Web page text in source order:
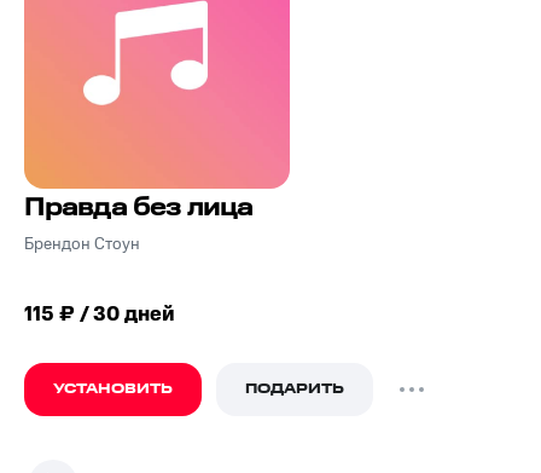
Правда без лица
Брендон Стоун
115 ₽ / 30 дней
УСТАНОВИТЬ ПОДАРИТЬ